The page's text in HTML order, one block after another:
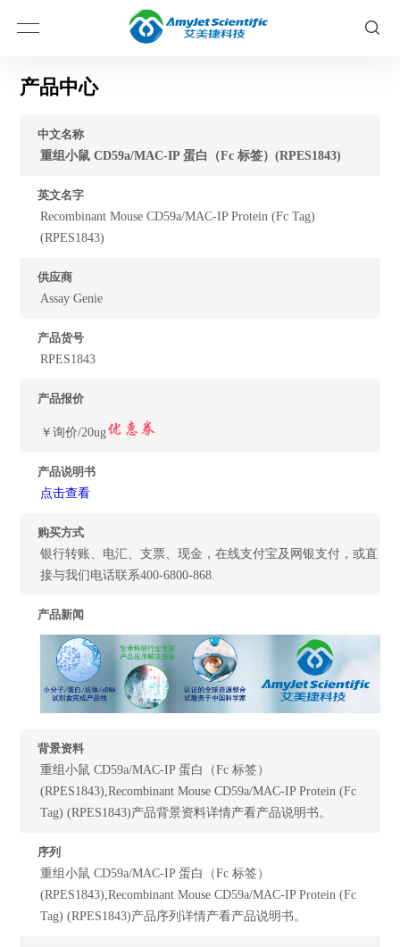
产品中心
中文名称
重组小鼠 CD59a/MAC-IP 蛋白（Fc 标签）(RPES1843)
英文名字
Recombinant Mouse CD59a/MAC-IP Protein (Fc Tag)
(RPES1843)
供应商
Assay Genie
产品货号
RPES1843
产品报价
￥询价/20ug
产品说明书
点击查看
购买方式
银行转账、电汇、支票、现金，在线支付宝及网银支付，或直
接与我们电话联系400-6800-868.
产品新闻
背景资料
重组小鼠 CD59a/MAC-IP 蛋白（Fc 标签）
(RPES1843),Recombinant Mouse CD59a/MAC-IP Protein (Fc
Tag) (RPES1843)产品背景资料详情产看产品说明书。
序列
重组小鼠 CD59a/MAC-IP 蛋白（Fc 标签）
(RPES1843),Recombinant Mouse CD59a/MAC-IP Protein (Fc
Tag) (RPES1843)产品序列详情产看产品说明书。